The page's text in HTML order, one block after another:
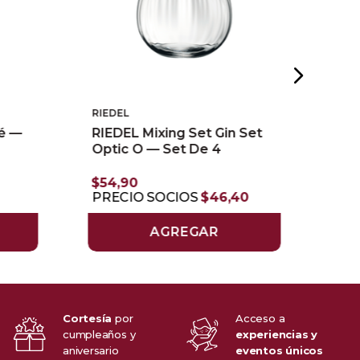
—
RIEDEL
RIEDEL Mixing Set Gin Set
Optic O — Set De 4
$54,90
PRECIO SOCIOS$46,40
AGREGAR
Cortesía por
cumpleaños y
aniversario
Acceso a
experiencias y
eventos únicos